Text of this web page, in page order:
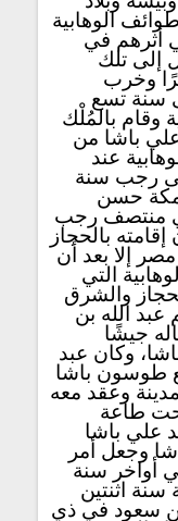
الوهابية
أثرهم في
إلى تلك
وخرب
سنة تسع
وقام بالمُلْك
باشا من
عند
رجب سنة
حسن
منتصف رجب
بالحجاز
إلا بعد أن
التي
والشرق
عبد الله بن
جيشًا
وكان عبد
طوسون باشا
وعقد معه
طاعة
علي باشا
وجعل أمر
أواخر سنة
سنة اثنتين
بن سعود في ذي